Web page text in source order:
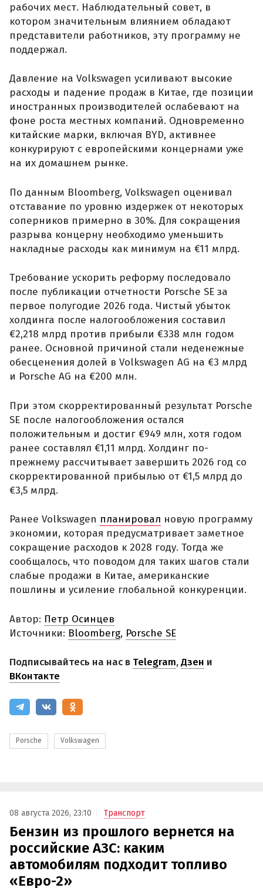
рабочих мест. Наблюдательный совет, в
котором значительным влиянием обладают
представители работников, эту программу не
поддержал.
Давление на Volkswagen усиливают высокие
расходы и падение продаж в Китае, где позиции
иностранных производителей ослабевают на
фоне роста местных компаний. Одновременно
китайские марки, включая BYD, активнее
конкурируют с европейскими концернами уже
на их домашнем рынке.
По данным Bloomberg, Volkswagen оценивал
отставание по уровню издержек от некоторых
соперников примерно в 30%. Для сокращения
разрыва концерну необходимо уменьшить
накладные расходы как минимум на €11 млрд.
Требование ускорить реформу последовало
после публикации отчетности Porsche SE за
первое полугодие 2026 года. Чистый убыток
холдинга после налогообложения составил
€2,218 млрд против прибыли €338 млн годом
ранее. Основной причиной стали неденежные
обесценения долей в Volkswagen AG на €3 млрд
и Porsche AG на €200 млн.
При этом скорректированный результат Porsche
SE после налогообложения остался
положительным и достиг €949 млн, хотя годом
ранее составлял €1,11 млрд. Холдинг по-
прежнему рассчитывает завершить 2026 год со
скорректированной прибылью от €1,5 млрд до
€3,5 млрд.
Ранее Volkswagen планировал новую программу
экономии, которая предусматривает заметное
сокращение расходов к 2028 году. Тогда же
сообщалось, что поводом для таких шагов стали
слабые продажи в Китае, американские
пошлины и усиление глобальной конкуренции.
Автор: Петр Осинцев
Источники: Bloomberg, Porsche SE
Подписывайтесь на нас в Telegram,Дзен и
ВКонтакте
Porsche Volkswagen
08 августа 2026, 23:10 Транспорт
Бензин из прошлого вернется на
российские АЗС: каким
автомобилям подходит топливо
«Евро-2»